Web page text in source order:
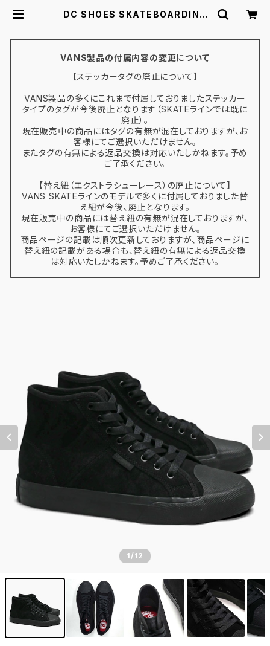
DC SHOES SKATEBOARDING
マニュアル ハイ ラバートゥ スケート
シューズ | スケボー通販 BACKDOO
R
VANS製品の付属内容の変更について
【ステッカータグの廃止について】
VANS製品の多くにこれまで付属しておりましたステッカー
タイプのタグが今後廃止となります（SKATEラインでは既に
廃止）。
現在販売中の商品にはタグの有無が混在しておりますが、お
客様にてご選択いただけません。
またタグの有無による返品交換は対応いたしかねます。予め
ご了承ください。
【替え紐（エクストラシューレース）の廃止について】
VANS SKATEラインのモデルで多くに付属しておりました替
え紐が今後、廃止となります。
現在販売中の商品には替え紐の有無が混在しておりますが、
お客様にてご選択いただけません。
商品ページの記載は順次更新しておりますが、商品ページに
替え紐の記載がある場合も、替え紐の有無による返品交換
は対応いたしかねます。予めご了承ください。
1/12